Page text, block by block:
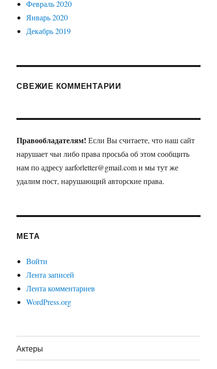
Февраль 2020
Январь 2020
Декабрь 2019
СВЕЖИЕ КОММЕНТАРИИ
Правообладателям! Если Вы считаете, что наш сайт
нарушает чьи либо права просьба об этом сообщить
нам по адресу aarforletter@gmail.com и мы тут же
удалим пост, нарушающий авторские права.
МЕТА
Войти
Лента записей
Лента комментариев
WordPress.org
Актеры